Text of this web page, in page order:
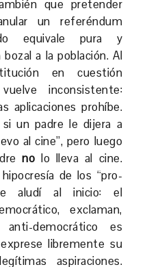
que pretender
un referéndum
equivale pura y
a la población. Al
en cuestión
inconsistente:
aplicaciones prohíbe.
un padre le dijera a
al cine”, pero luego
no lo lleva al cine.
de los “pro-
aludí al inicio: el
exclaman,
democrático es
libremente su
aspiraciones.